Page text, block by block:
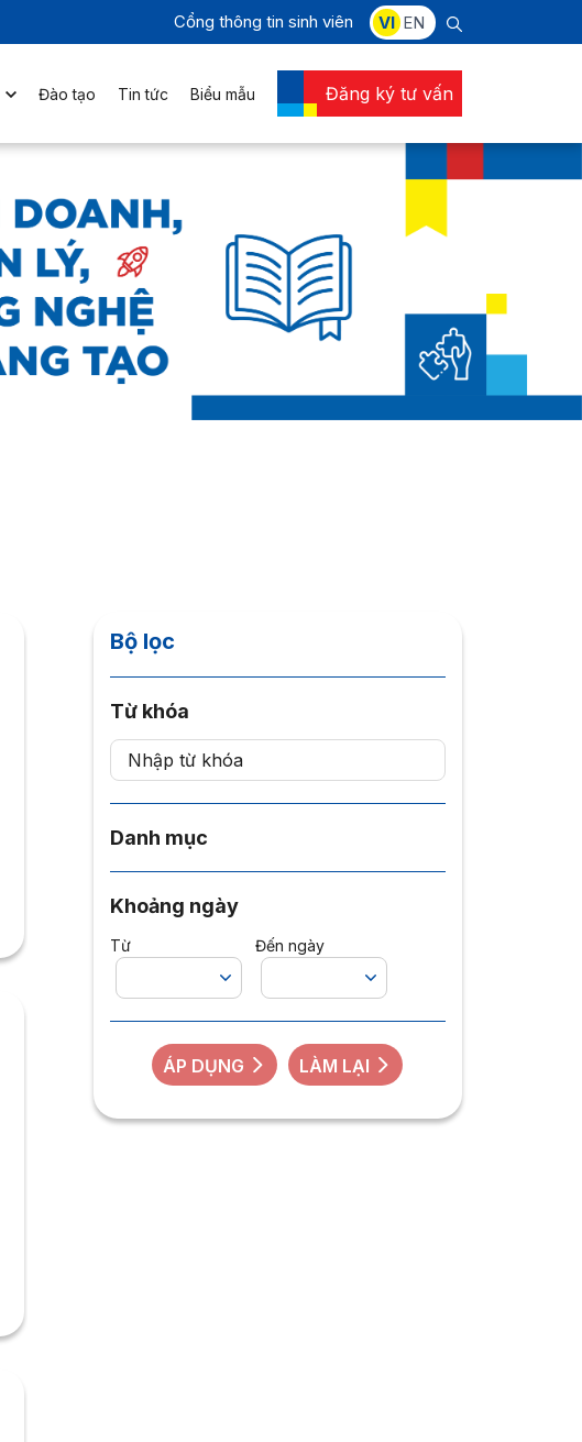
Cổng thông tin sinh viên VI EN
Đào tạo Tin tức Biểu mẫu Đăng ký tư vấn
Bộ lọc
Từ khóa
Danh mục
Khoảng ngày
Từ Đến ngày
ÁP DỤNG LÀM LẠI